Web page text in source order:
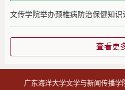
文传学院举办颈椎病防治保健知
查看更
广东海洋大学文学与新闻传播